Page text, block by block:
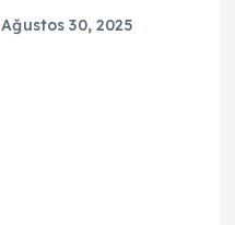
Ağustos 30, 2025